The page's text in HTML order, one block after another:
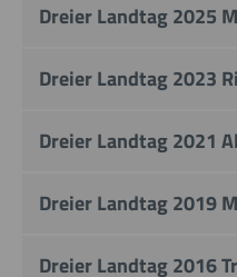
Dreier Landtag 2025
Dreier Landtag 2023
Dreier Landtag 2021
Dreier Landtag 2019
Dreier Landtag 2016